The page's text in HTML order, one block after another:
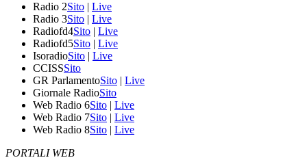
Radio 2Sito | Live
Radio 3Sito | Live
Radiofd4Sito | Live
Radiofd5Sito | Live
IsoradioSito | Live
CCISSSito
GR ParlamentoSito | Live
Giornale RadioSito
Web Radio 6Sito | Live
Web Radio 7Sito | Live
Web Radio 8Sito | Live
PORTALI WEB